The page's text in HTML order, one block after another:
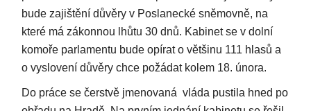
bude zajištění důvěry v Poslanecké sněmovně, na
které má zákonnou lhůtu 30 dnů. Kabinet se v dolní
komoře parlamentu bude opírat o většinu 111 hlasů a
o vyslovení důvěry chce požádat kolem 18. února.
Do práce se čerstvě jmenovaná vláda pustila hned po